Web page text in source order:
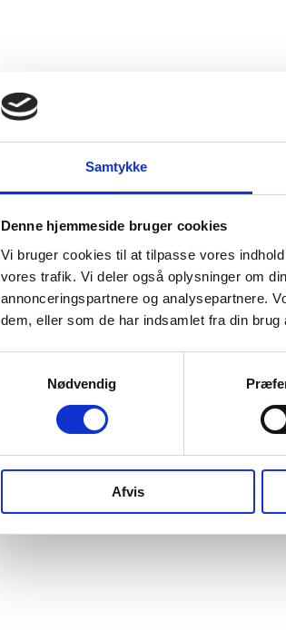
Samtykke
Denne hjemmeside bruger cookies
Vi bruger cookies til at tilpasse vores
vores trafik. Vi deler også oplysninger om
annonceringspartnere og analysepartnere.
dem, eller som de har indsamlet fra din brug
Nødvendig
Afvis